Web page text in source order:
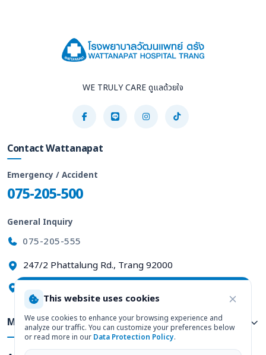
WE TRULY CARE ดูแลด้วยใจ
Contact Wattanapat
Emergency / Accident
075-205-500
General Inquiry
075-205-555
247/2 Phattalung Rd., Trang 92000
View on Google Maps
Medical Services
This website uses cookies
We use cookies to enhance your browsing experience and
analyze our traffic. You can customize your preferences below
or read more in our Data Protection Policy.